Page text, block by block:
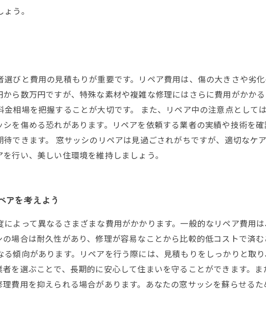
う。
びと費用の見積もりが重要です。リペア費用は、傷の大きさや劣
ら数万円ですが、特殊な素材や複雑な修理にはさらに費用がかか
相場を把握することが大切です。 また、リペア中の注意点として
を傷める恐れがあります。リペアを依頼する業者の実績や技術を
できます。 窓サッシのリペアは見過ごされがちですが、適切なケ
行い、美しい住環境を維持しましょう。
アを考えよう
よって異なるさまざまな費用がかかります。一般的なリペア費用
場合は耐久性があり、修理が容易なことから比較的低コストで済
傾向があります。リペアを行う際には、見積もりをしっかりと取
を選ぶことで、長期的に安心して住まいを守ることができます。
費用を抑えられる場合があります。あなたの窓サッシを蘇らせる